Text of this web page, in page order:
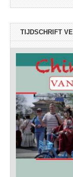
TIJDSCHRIFT